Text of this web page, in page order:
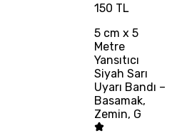
150 TL
5 cm x 5
Metre
Yansıtıcı
Siyah Sarı
Uyarı Bandı –
Basamak,
Zemin, G